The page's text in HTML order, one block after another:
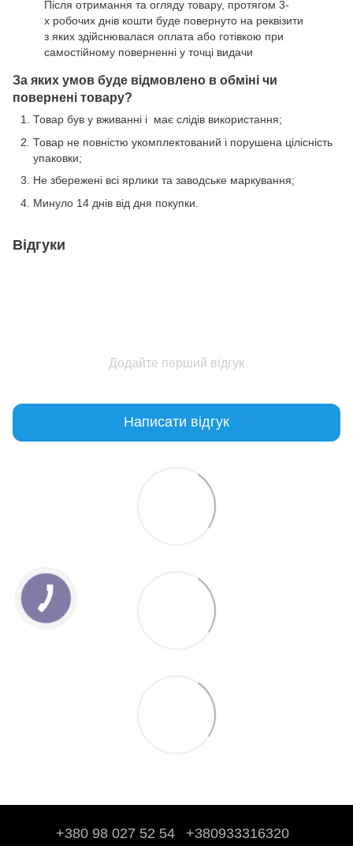
Після отримання та огляду товару, протягом 3-
х робочих днів кошти буде повернуто на реквізити
з яких здійснювалася оплата або готівкою при
самостійному поверненні у точці видачи
За яких умов буде відмовлено в обміні чи
повернені товару?
Товар був у вживанні і має слідів використання;
Товар не повністю укомплектований і порушена цілісність
упаковки;
Не збережені всі ярлики та заводське маркування;
Минуло 14 днів від дня покупки.
Відгуки
Додайте перший відгук
Написати відгук
+380 98 027 52 54 +380933316320